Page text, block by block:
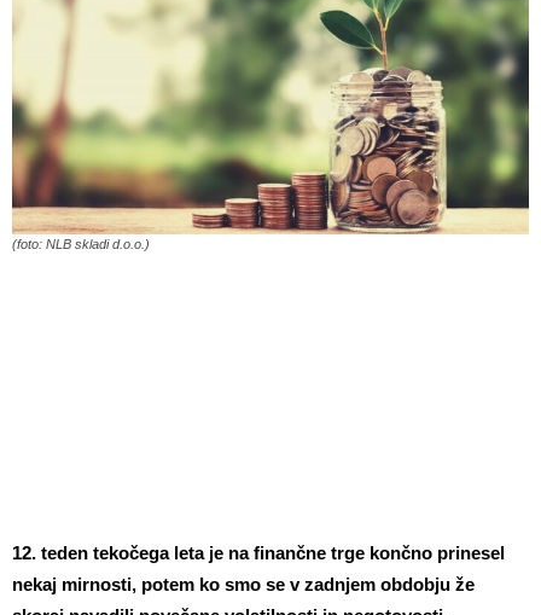
(foto: NLB skladi d.o.o.)
12. teden tekočega leta je na finančne trge končno prinesel
nekaj mirnosti, potem ko smo se v zadnjem obdobju že